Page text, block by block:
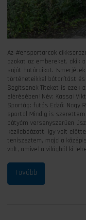
Az #ensportarcok
azokat az embereket, akik
saját határaikat.
történeteikkel bátorítást és
Segítsenek Titeket is ezek
elérésében! Név: Kassai
Sportág: futás Edző: Nagy
sportol Mindig is
bátyám versenyszerűen
kézilabdázott, így volt
teniszeztem, majd a
volt, amivel a világból ki